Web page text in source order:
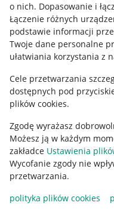
o nich. Dopasowanie i
Łączenie różnych
podstawie informacji
Twoje dane personalne
ułatwiania korzystania z
Cele przetwarzania
dostępnych pod
plików cookies.
Zgodę wyrażasz
Możesz ją w każdym
zakładce Ustawienia
Wycofanie zgody nie
przetwarzania.
polityka plików cookies
Regulamin
Polityka plików "cookies"
Ustawienia plików
Udostępnianie lokalizacji
Informacje dla Aktu o
Pobierz aplikację